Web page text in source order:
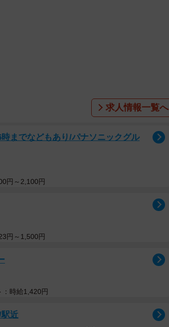
求人情報一覧へ
までなどもあり/パナソニックグル
円～2,100円
円～1,500円
：時給1,420円
近